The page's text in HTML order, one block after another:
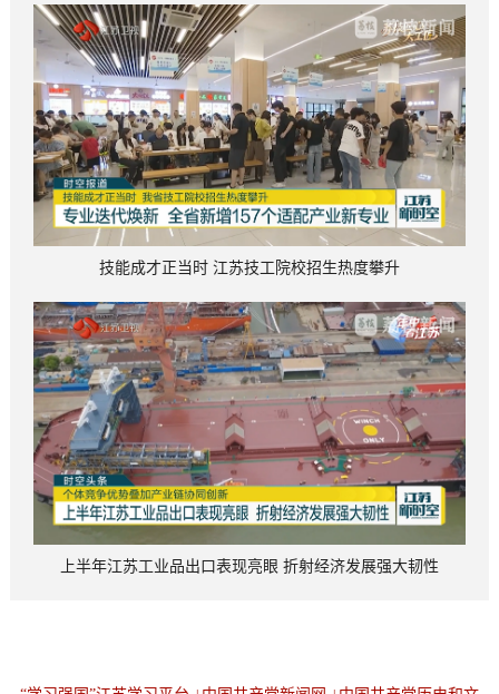
技能成才正当时 江苏技工院校招生热度攀升
上半年江苏工业品出口表现亮眼 折射经济发展强大韧性